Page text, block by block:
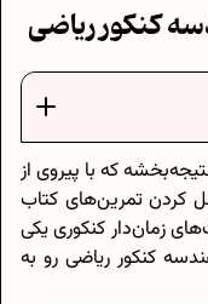
کنکور ریاضی
که با پیروی از
تمرین‌های کتاب
زمان‌دار کنکوری یکی
کنکور ریاضی رو به